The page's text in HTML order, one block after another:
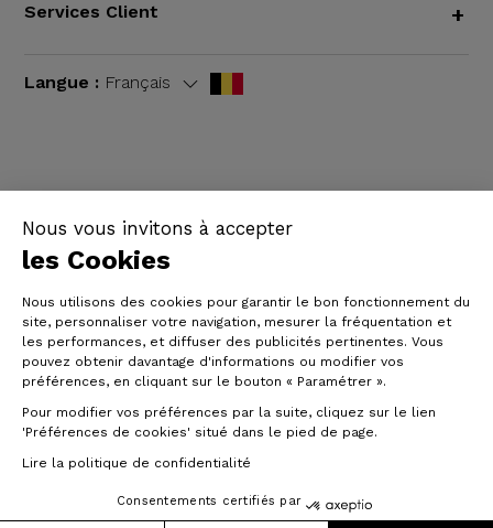
Nous vous invitons à accepter
les Cookies
Nous utilisons des cookies pour garantir le bon fonctionnement du
site, personnaliser votre navigation, mesurer la fréquentation et
les performances, et diffuser des publicités pertinentes. Vous
pouvez obtenir davantage d'informations ou modifier vos
préférences, en cliquant sur le bouton « Paramétrer ».
Pour modifier vos préférences par la suite, cliquez sur le lien
'Préférences de cookies' situé dans le pied de page.
Lire la politique de confidentialité
Consentements certifiés par
Services Client +
Langue : Français
© Origine Cycles